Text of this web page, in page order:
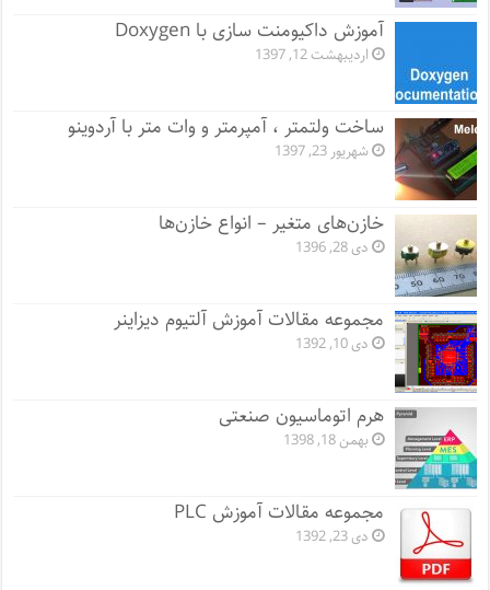
آموزش داکیومنت سازی با Doxygen
اردیبهشت 12, 1397
ساخت ولتمتر ، آمپرمتر و وات متر با آردوینو
شهریور 23, 1397
خازن‌های متغیر – انواع خازن‌ها
دی 28, 1396
مجموعه مقالات آموزش آلتیوم دیزاینر
دی 10, 1392
هرم اتوماسیون صنعتی
بهمن 18, 1398
مجموعه مقالات آموزش PLC
دی 23, 1392